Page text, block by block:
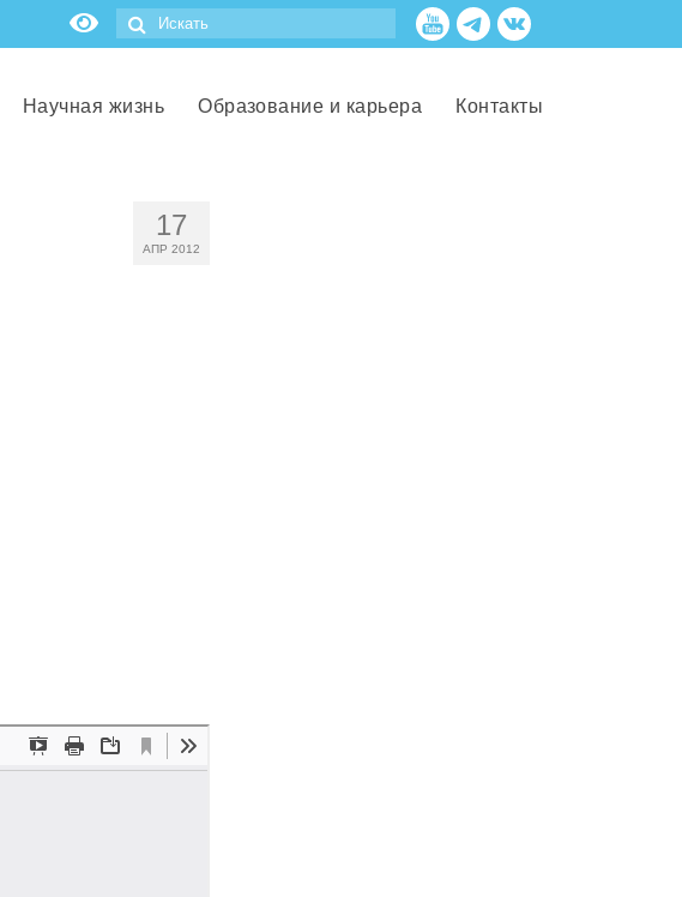
Научная жизнь Образование и карьера Контакты
17
АПР 2012